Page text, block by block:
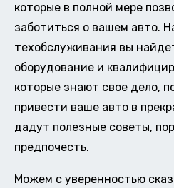
которые в полной мере
заботиться о вашем авто.
техобслуживания вы
оборудование и
которые знают свое дело,
привести ваше авто в
дадут полезные советы,
предпочесть.
Можем с уверенностью